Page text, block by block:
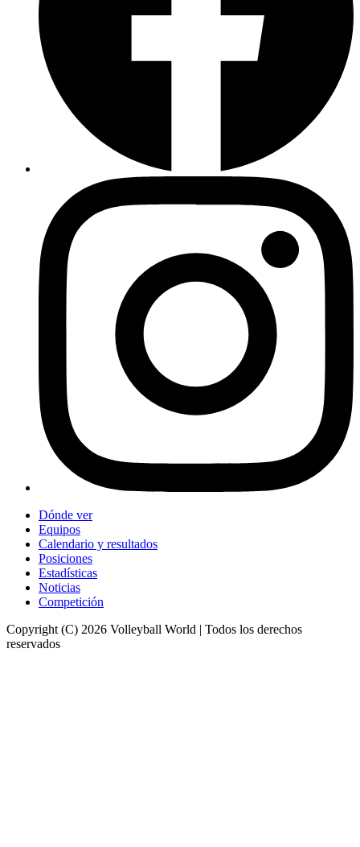
Dónde ver
Equipos
Calendario y resultados
Posiciones
Estadísticas
Noticias
Competición
Copyright (C) 2026 Volleyball World | Todos los derechos
reservados